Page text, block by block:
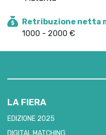
Retribuzione netta
1000 - 2000 €
LA FIERA
EDIZIONE 2025
DIGITAL MATCHING